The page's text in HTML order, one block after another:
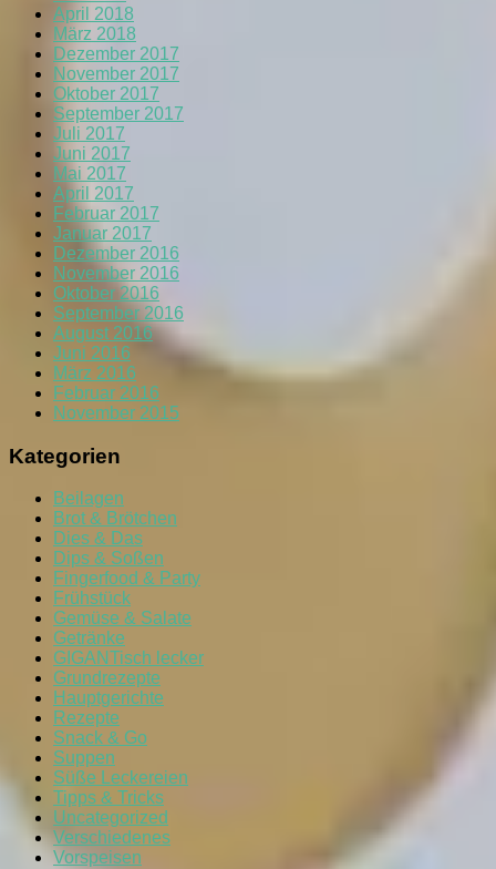
April 2018
März 2018
Dezember 2017
November 2017
Oktober 2017
September 2017
Juli 2017
Juni 2017
Mai 2017
April 2017
Februar 2017
Januar 2017
Dezember 2016
November 2016
Oktober 2016
September 2016
August 2016
Juni 2016
März 2016
Februar 2016
November 2015
Kategorien
Beilagen
Brot & Brötchen
Dies & Das
Dips & Soßen
Fingerfood & Party
Frühstück
Gemüse & Salate
Getränke
GIGANTisch lecker
Grundrezepte
Hauptgerichte
Rezepte
Snack & Go
Suppen
Süße Leckereien
Tipps & Tricks
Uncategorized
Verschiedenes
Vorspeisen